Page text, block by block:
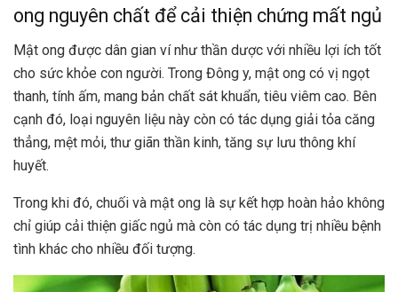
ong nguyên chất để cải thiện chứng mất ngủ
Mật ong được dân gian ví như thần dược với nhiều lợi ích tốt
cho sức khỏe con người. Trong Đông y, mật ong có vị ngọt
thanh, tính ấm, mang bản chất sát khuẩn, tiêu viêm cao. Bên
cạnh đó, loại nguyên liệu này còn có tác dụng giải tỏa căng
thẳng, mệt mỏi, thư giãn thần kinh, tăng sự lưu thông khí
huyết.
Trong khi đó, chuối và mật ong là sự kết hợp hoàn hảo không
chỉ giúp cải thiện giấc ngủ mà còn có tác dụng trị nhiều bệnh
tình khác cho nhiều đối tượng.